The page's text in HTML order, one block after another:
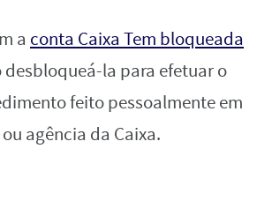
a conta Caixa Tem bloqueada
la para efetuar o
feito pessoalmente em
agência da Caixa.